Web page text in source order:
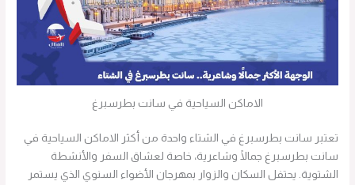
الاماكن السياحية في سانت بطرسبرغ
تعتبر سانت بطرسبرغ في الشتاء واحدة من أكثر الاماكن السياحية في
سانت بطرسبرغ جمالًا وشاعرية، خاصة لعشاق السفر والأنشطة
الشتوية. يحتفل السكان والزوار بمهرجان الأضواء السنوي الذي يستمر